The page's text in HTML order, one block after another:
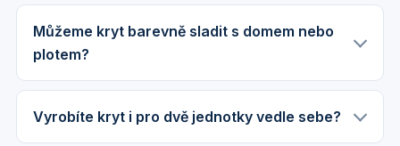
Můžeme kryt barevně sladit s domem nebo
plotem?
Vyrobíte kryt i pro dvě jednotky vedle sebe?